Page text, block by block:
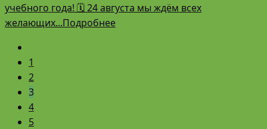
учебного года! 🗓️ 24 августа мы ждём всех
желающих...Подробнее
1
2
3
4
5